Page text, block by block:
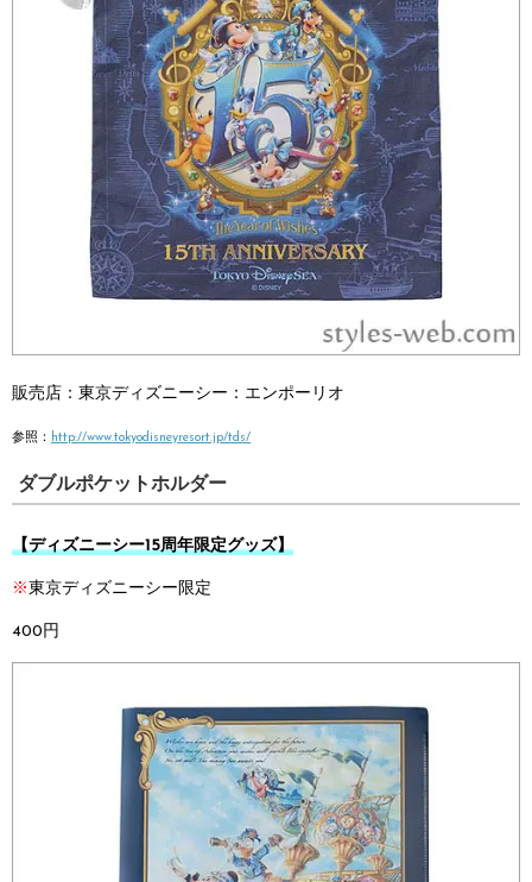
販売店： 東京ディズニーシー： エンポーリオ
参照： http://www.tokyodisneyresort.jp/tds/
ダブルポケットホルダー
【ディズニーシー15周年限定グッズ】
※東京ディズニーシー限定
400円